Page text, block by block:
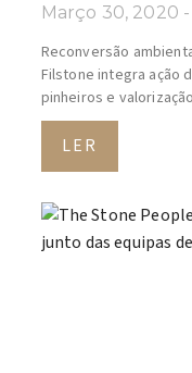
Março 30, 2020
Reconversão
Filstone integra ação
pinheiros e
LER